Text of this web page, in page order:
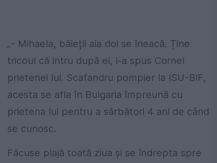
„- Mihaela, băieții aia doi se îneacă. Ține
tricoul că intru după ei, i-a spus Cornel
prietenei lui. Scafandru pompier la ISU-BIF,
acesta se afla în Bulgaria împreună cu
prietena lui pentru a sărbători 4 ani de când
se cunosc.
Făcuse plajă toată ziua și se îndrepta spre